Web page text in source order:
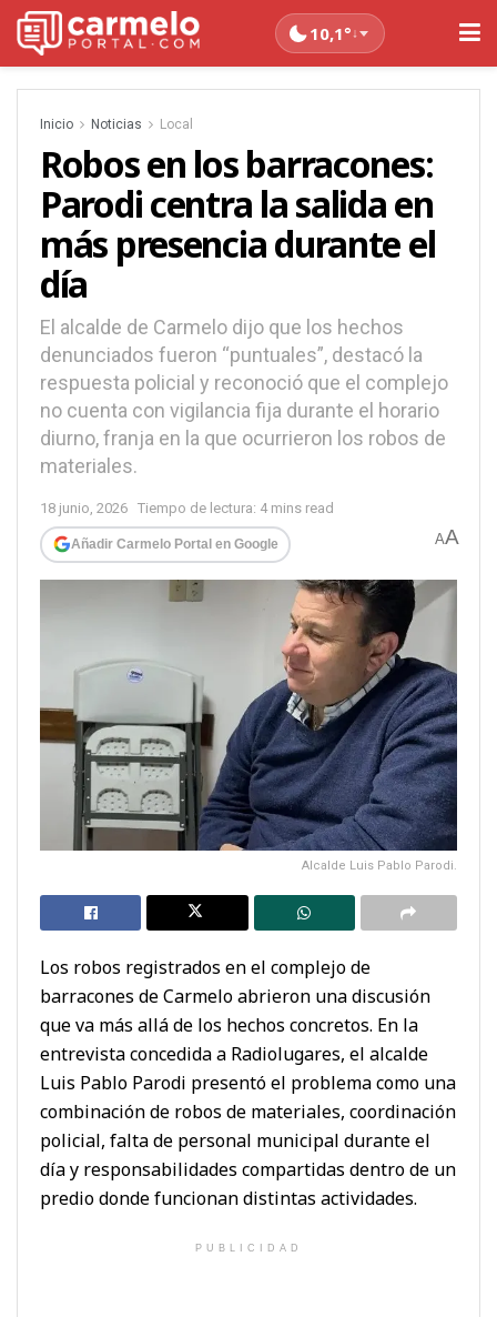
10,1°↓
Inicio Noticias Local
Robos en los barracones:
Parodi centra la salida en
más presencia durante el
día
El alcalde de Carmelo dijo que los hechos
denunciados fueron “puntuales”, destacó la
respuesta policial y reconoció que el complejo
no cuenta con vigilancia fija durante el horario
diurno, franja en la que ocurrieron los robos de
materiales.
18 junio, 2026 Tiempo de lectura: 4 mins read
Añadir Carmelo Portal en Google AA
Alcalde Luis Pablo Parodi.
Los robos registrados en el complejo de
barracones de Carmelo abrieron una discusión
que va más allá de los hechos concretos. En la
entrevista concedida a Radiolugares, el alcalde
Luis Pablo Parodi presentó el problema como una
combinación de robos de materiales, coordinación
policial, falta de personal municipal durante el
día y responsabilidades compartidas dentro de un
predio donde funcionan distintas actividades.
PUBLICIDAD